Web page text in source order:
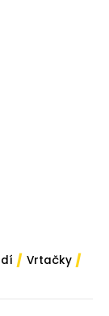
/ Vrtačky /